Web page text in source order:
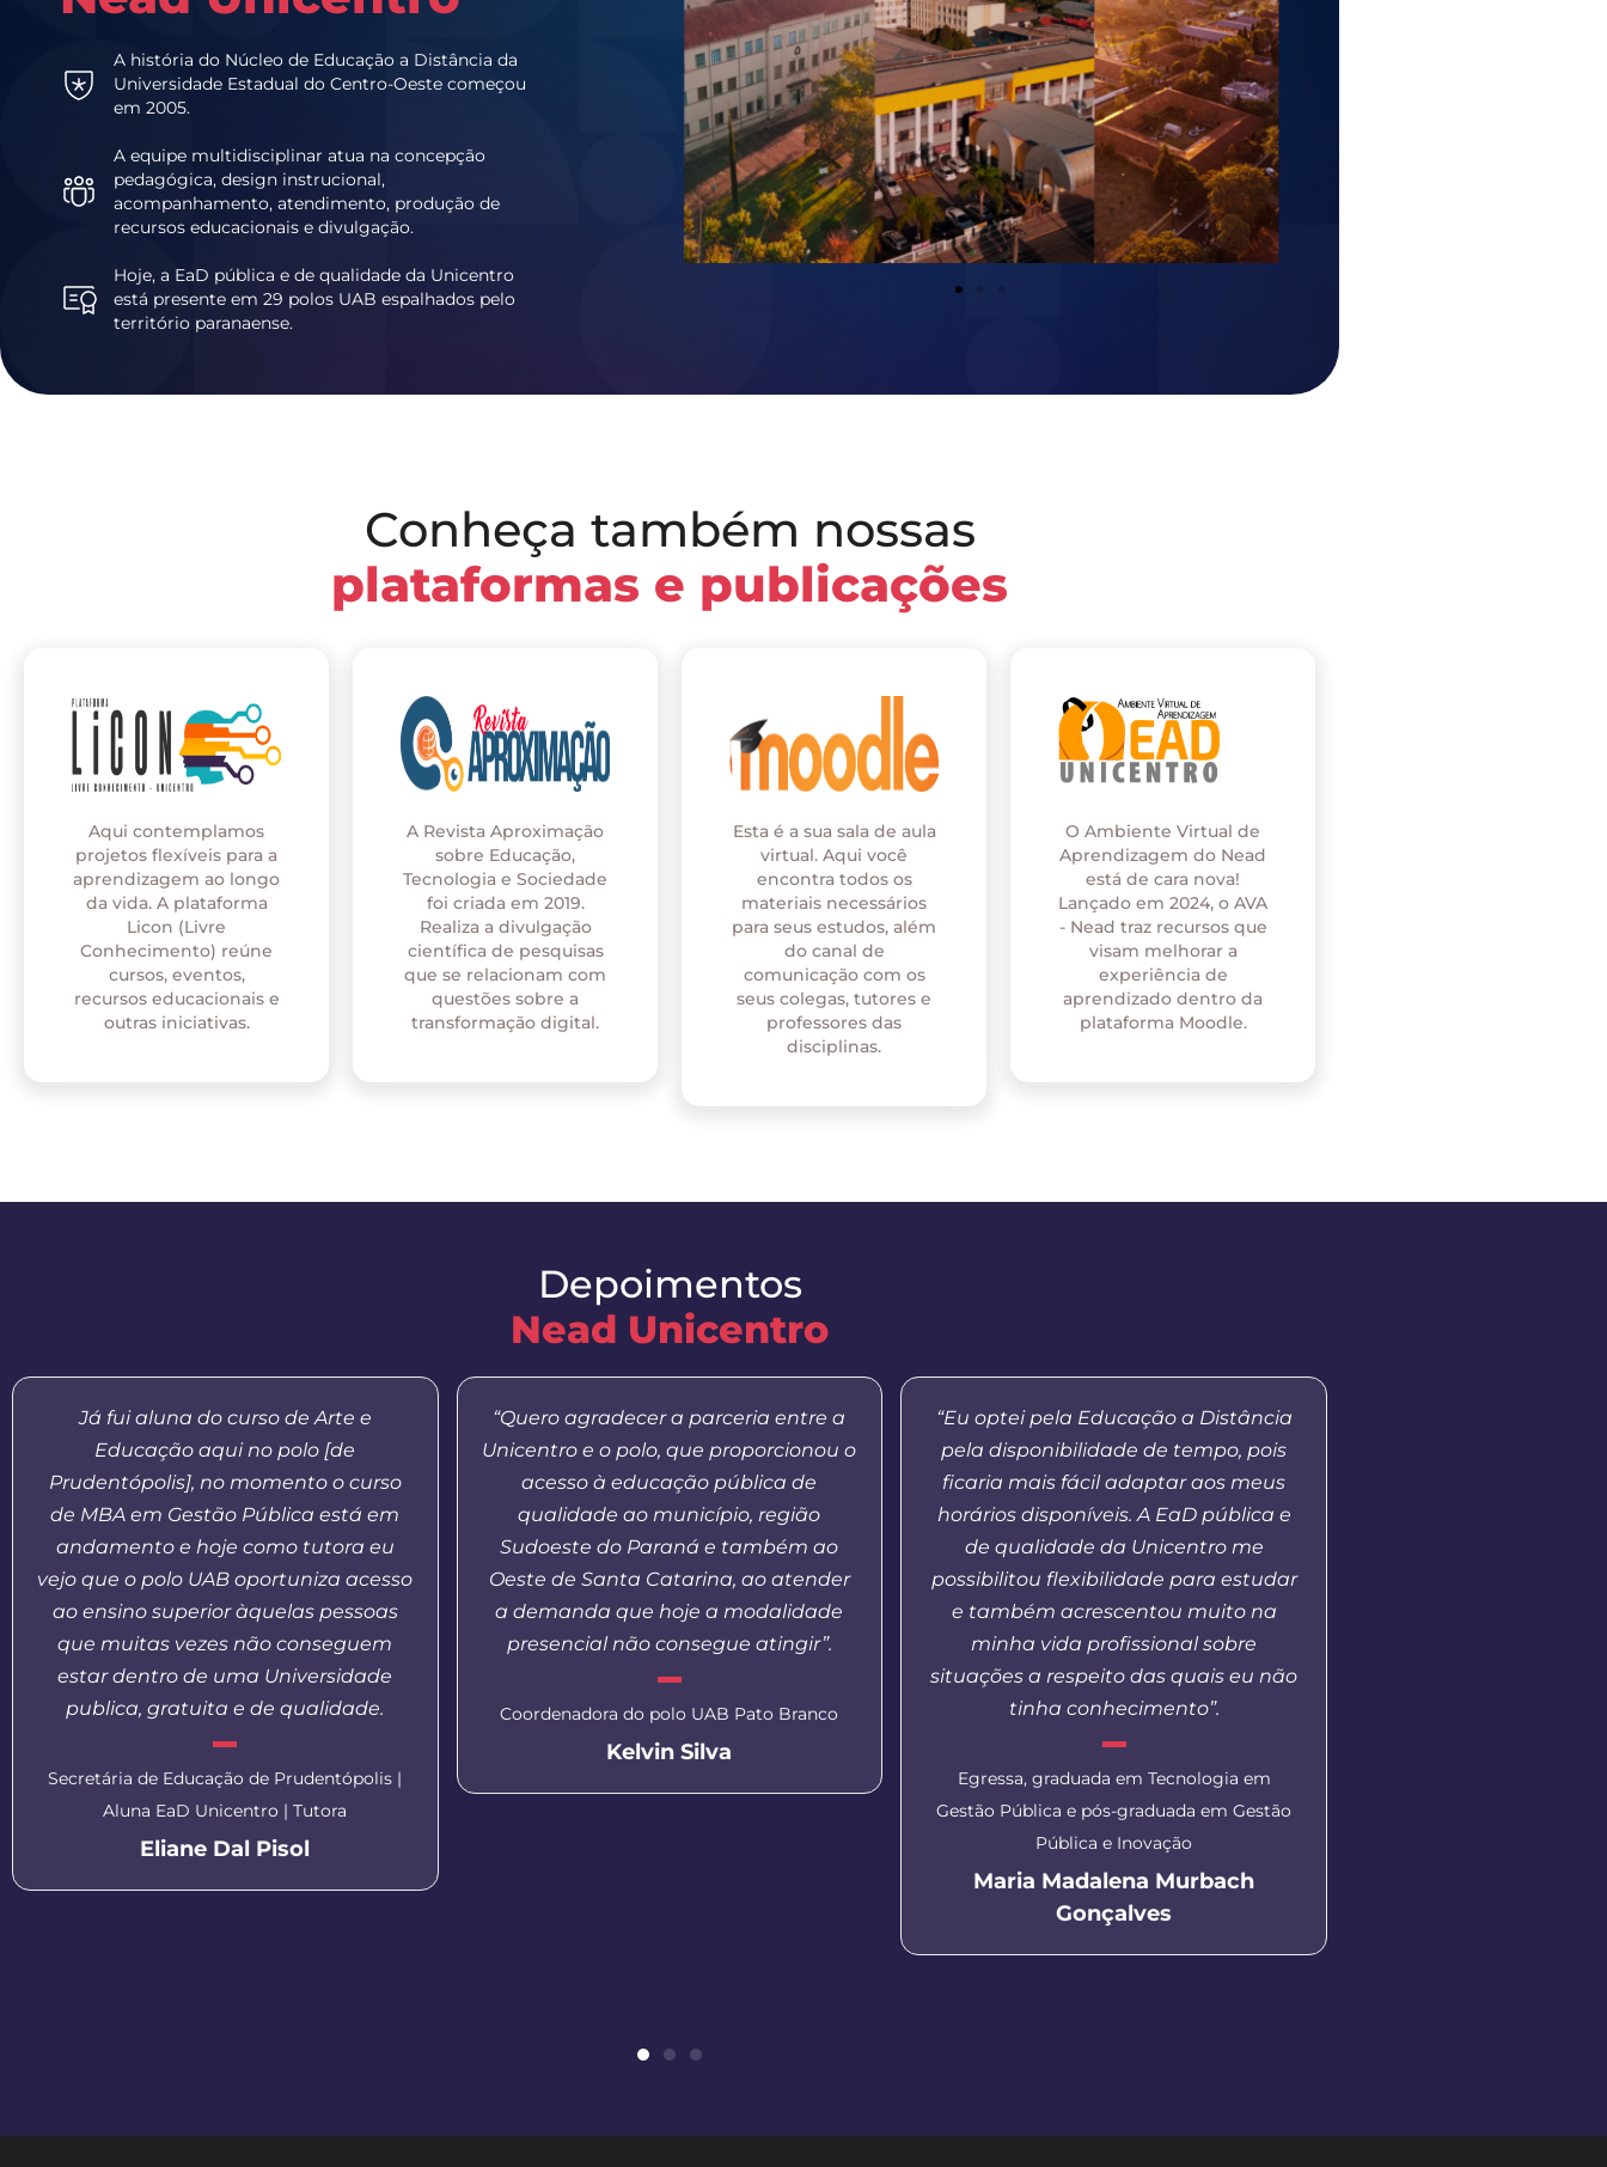
A história do Núcleo de Educação a Distância da
Universidade Estadual do Centro-Oeste começou
em 2005.
A equipe multidisciplinar atua na concepção
pedagógica, design instrucional,
acompanhamento, atendimento, produção de
recursos educacionais e divulgação.
Hoje, a EaD pública e de qualidade da Unicentro
está presente em 29 polos UAB espalhados pelo
território paranaense.
Conheça também nossas
plataformas e publicações
Aqui contemplamos
projetos flexíveis para a
aprendizagem ao longo
da vida. A plataforma
Licon (Livre
Conhecimento) reúne
cursos, eventos,
recursos educacionais e
outras iniciativas.
A Revista Aproximação
sobre Educação,
Tecnologia e Sociedade
foi criada em 2019.
Realiza a divulgação
científica de pesquisas
que se relacionam com
questões sobre a
transformação digital.
Esta é a sua sala de aula
virtual. Aqui você
encontra todos os
materiais necessários
para seus estudos, além
do canal de
comunicação com os
seus colegas, tutores e
professores das
disciplinas.
O Ambiente Virtual de
Aprendizagem do Nead
está de cara nova!
Lançado em 2024, o AVA
- Nead traz recursos que
visam melhorar a
experiência de
aprendizado dentro da
plataforma Moodle.
Depoimentos
Nead Unicentro
Já fui aluna do curso de Arte e
Educação aqui no polo [de
Prudentópolis], no momento o curso
de MBA em Gestão Pública está em
andamento e hoje como tutora eu
vejo que o polo UAB oportuniza acesso
ao ensino superior àquelas pessoas
que muitas vezes não conseguem
estar dentro de uma Universidade
publica, gratuita e de qualidade.
Secretária de Educação de Prudentópolis |
Aluna EaD Unicentro | Tutora
Eliane Dal Pisol
“Quero agradecer a parceria entre a
Unicentro e o polo, que proporcionou o
acesso à educação pública de
qualidade ao município, região
Sudoeste do Paraná e também ao
Oeste de Santa Catarina, ao atender
a demanda que hoje a modalidade
presencial não consegue atingir”.
Coordenadora do polo UAB Pato Branco
Kelvin Silva
“Eu optei pela Educação a Distância
pela disponibilidade de tempo, pois
ficaria mais fácil adaptar aos meus
horários disponíveis. A EaD pública e
de qualidade da Unicentro me
possibilitou flexibilidade para estudar
e também acrescentou muito na
minha vida profissional sobre
situações a respeito das quais eu não
tinha conhecimento”.
Egressa, graduada em Tecnologia em
Gestão Pública e pós-graduada em Gestão
Pública e Inovação
Maria Madalena Murbach
Gonçalves